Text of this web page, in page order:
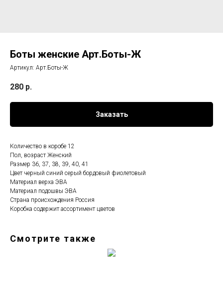
Боты женские Арт.Боты-Ж
Артикул: Арт.Боты-Ж
280 р.
Заказать
Количество в коробе 12
Пол, возраст Женский
Размер 36, 37, 38, 39, 40, 41
Цвет черный синий серый бордовый фиолетовый
Материал верха ЭВА
Материал подошвы ЭВА
Страна происхождения Россия
Коробка содержит ассортимент цветов
Смотрите также